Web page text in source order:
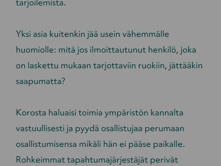
tarjoilemista.
Yksi asia kuitenkin jää usein vähemmälle
huomiolle: mitä jos ilmoittautunut henkilö, joka
on laskettu mukaan tarjottaviin ruokiin, jättääkin
saapumatta?
Korosta haluaisi toimia ympäristön kannalta
vastuullisesti ja pyydä osallistujaa perumaan
osallistumisensa mikäli hän ei pääse paikalle.
Rohkeimmat tapahtumajärjestäjät perivät